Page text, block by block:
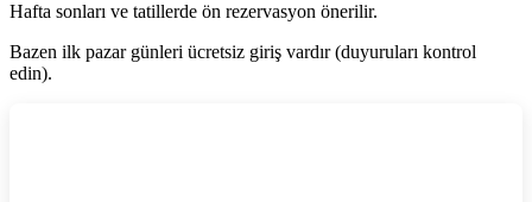
Hafta sonları ve tatillerde ön rezervasyon önerilir.
Bazen ilk pazar günleri ücretsiz giriş vardır (duyuruları kontrol
edin).